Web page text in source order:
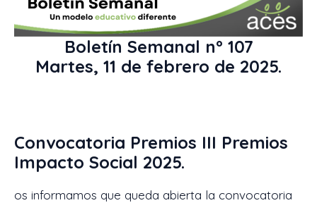
Boletín Semanal nº 107
Martes, 11 de febrero de 2025.
Convocatoria Premios III Premios
Impacto Social 2025.
os informamos que queda abierta la convocatoria